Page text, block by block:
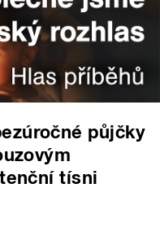
půjčky
tísni